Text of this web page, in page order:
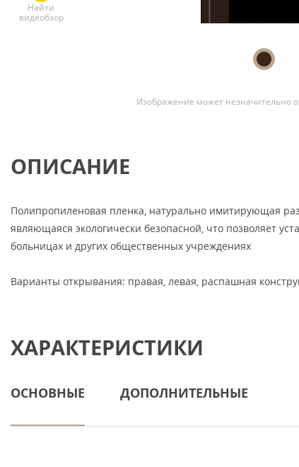
Найти
видеобзор
Изображение может незначительно
ОПИСАНИЕ
Полипропиленовая пленка, натурально имитирующая
являющаяся экологически безопасной, что позволяет
больницах и других общественных учреждениях
Варианты открывания: правая, левая, распашная
ХАРАКТЕРИСТИКИ
ОСНОВНЫЕ ДОПОЛНИТЕЛЬНЫЕ